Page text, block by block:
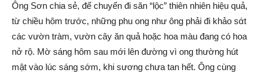
Ông Sơn chia sẻ, để chuyến đi săn “lộc” thiên nhiên hiệu quả,
từ chiều hôm trước, những phu ong như ông phải đi khảo sά‌t
các vườn tràm, vườn cây ăn quả hoặc hoa màu đang có hoa
nở rộ. Mờ sáng hôm sau mới lên đường vì ong thường hút
mật vào lúc sáng sớm, khi sương chưa tan hết. Ông cùng